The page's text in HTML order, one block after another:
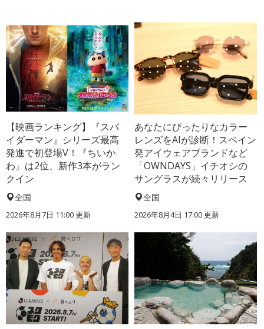
【映画ランキング】『スパ
イダーマン』シリーズ最高
発進で初登場V！『ちいか
わ』は2位、新作3本がラン
クイン
全国
2026年8月7日 11:00更新
あなたにぴったりなカラー
レンズをAIが診断！スペイン
発アイウェアブランドなど
「OWNDAYS」イチオシの
サングラスが続々リリース
全国
2026年8月4日 17:00更新